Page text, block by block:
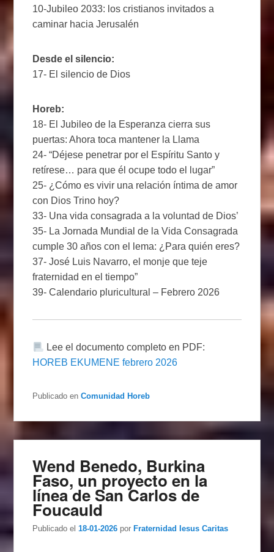
10-Jubileo 2033: los cristianos invitados a
caminar hacia Jerusalén
Desde el silencio:
17- El silencio de Dios
Horeb:
18- El Jubileo de la Esperanza cierra sus
puertas: Ahora toca mantener la Llama
24- “Déjese penetrar por el Espíritu Santo y
retírese… para que él ocupe todo el lugar”
25- ¿Cómo es vivir una relación íntima de amor
con Dios Trino hoy?
33- Una vida consagrada a la voluntad de Dios’
35- La Jornada Mundial de la Vida Consagrada
cumple 30 años con el lema: ¿Para quién eres?
37- José Luis Navarro, el monje que teje
fraternidad en el tiempo”
39- Calendario pluricultural – Febrero 2026
Lee el documento completo en PDF:
HOREB EKUMENE febrero 2026
Publicado en Comunidad Horeb
Wend Benedo, Burkina
Faso, un proyecto en la
línea de San Carlos de
Foucauld
Publicado el 18-01-2026 por Fraternidad Iesus Caritas